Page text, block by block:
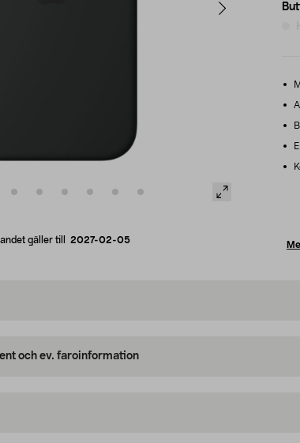
gäller till 2027-02-05
och ev. faroinformation